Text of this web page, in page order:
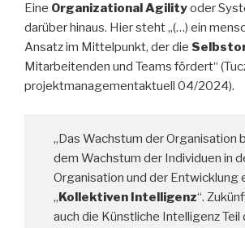
Eine Organizational Agilityoder
darüber hinaus. Hier steht „(…) ein
Ansatz im Mittelpunkt, der die
Mitarbeitenden und Teams fördert“
projektmanagementaktuell 04/2024).
„Das Wachstum der Organisation
dem Wachstum der Individuen in
Organisation und der Entwicklung
„Kollektiven Intelligenz“.
auch die Künstliche Intelligenz Teil